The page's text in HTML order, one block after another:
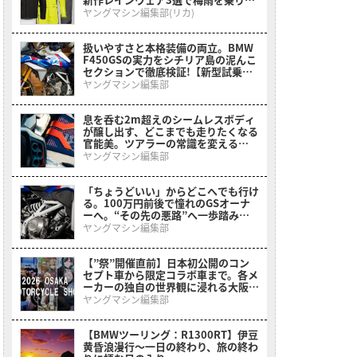
る
ヤングマシン編集部(リカ)
扱いやすさと本格装備の両立。BMW
F450GSの実力をシチリア島の泥んこ
セクションで徹底検証!【新型試乗イ
ンプレ】
ヤングマシン編集部
息を呑む2m超えのシームレスボディ
が醸し出す、どこまでも走りたくなる
官能美。ツアラーの常識を変える
BMWの直6コンセプト「Vision
ヤングマシン編集部
「ちょうどいい」からどこへでも行け
る。100万円前後で憧れのGSオーナ
ーへ。“その先の悪路”へ一歩踏み出
させてくれるミドルアドベンチャーが
ヤングマシン編集部
【”祭”開催直前】日本初公開のコン
セプト車から限定コラボ車まで。各メ
ーカーの独自の世界観に浸れる大阪モ
ーターサイクルショーまとめ
ヤングマシン編集部
【BMWツーリング：R1300RT】伊豆
黄昏浪漫行〜一日の終わり、旅の終わ